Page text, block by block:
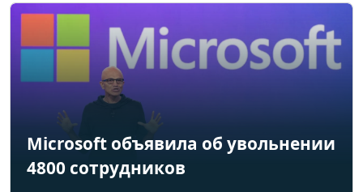
Microsoft объявила об увольнении
4800 сотрудников